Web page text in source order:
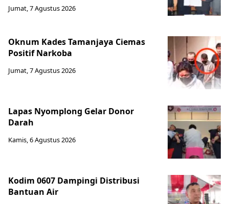
Jumat, 7 Agustus 2026
Oknum Kades Tamanjaya Ciemas
Positif Narkoba
Jumat, 7 Agustus 2026
Lapas Nyomplong Gelar Donor
Darah
Kamis, 6 Agustus 2026
Kodim 0607 Dampingi Distribusi
Bantuan Air